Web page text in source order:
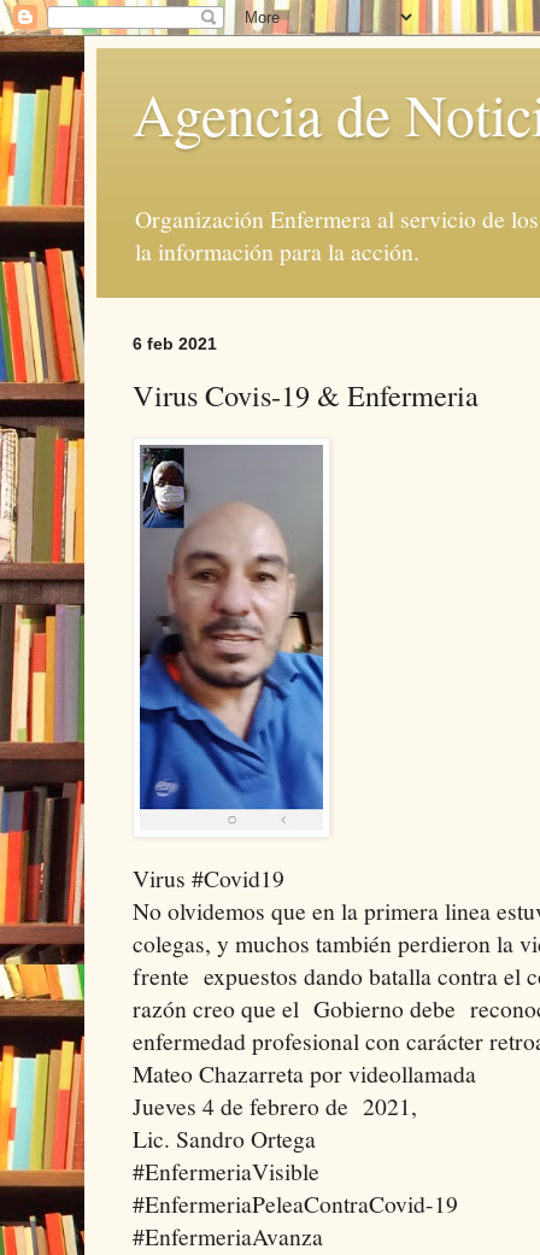
Agencia de
Organización Enfermera al servicio de
la información para la acción.
6 feb 2021
Virus Covis-19 & Enfermeria
Virus #Covid19
No olvidemos que en la primera linea
colegas, y muchos también perdieron la
frente expuestos dando batalla contra el
razón creo que el Gobierno debe
enfermedad profesional con carácter
Mateo Chazarreta por videollamada
Jueves 4 de febrero de 2021,
Lic. Sandro Ortega
#EnfermeriaVisible
#EnfermeriaPeleaContraCovid-19
#EnfermeriaAvanza